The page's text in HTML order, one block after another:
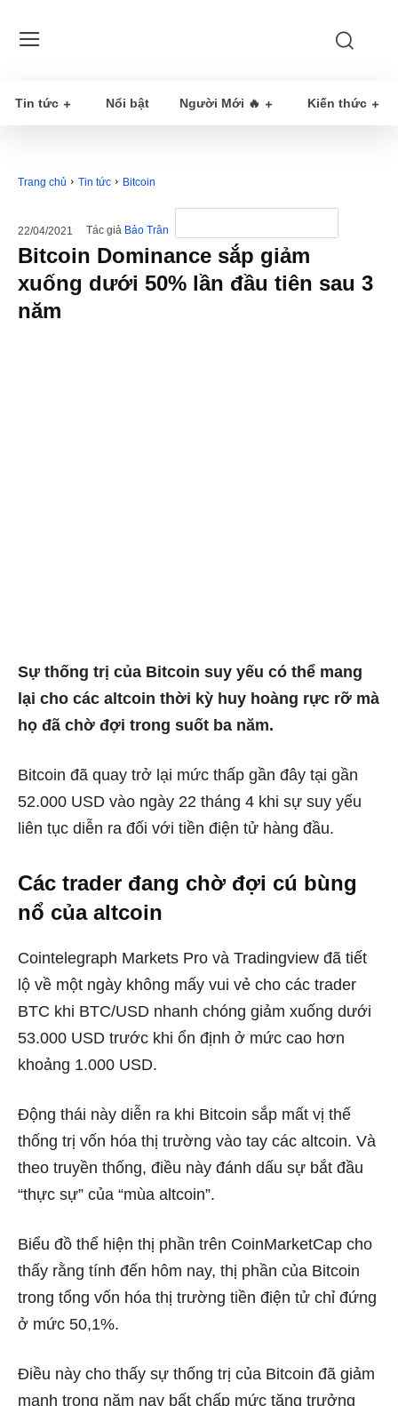
Tin tức Nổi bật Người Mới 🔥 Kiến thức
Trang chủ Tin tức Bitcoin
22/04/2021 Tác giả Bảo Trân
Bitcoin Dominance sắp giảm
xuống dưới 50% lần đầu tiên sau 3
năm
Sự thống trị của Bitcoin suy yếu có thể mang
lại cho các altcoin thời kỳ huy hoàng rực rỡ mà
họ đã chờ đợi trong suốt ba năm.
Bitcoin đã quay trở lại mức thấp gần đây tại gần
52.000 USD vào ngày 22 tháng 4 khi sự suy yếu
liên tục diễn ra đối với tiền điện tử hàng đầu.
Các trader đang chờ đợi cú bùng
nổ của altcoin
Cointelegraph Markets Pro và Tradingview đã tiết
lộ về một ngày không mấy vui vẻ cho các trader
BTC khi BTC/USD nhanh chóng giảm xuống dưới
53.000 USD trước khi ổn định ở mức cao hơn
khoảng 1.000 USD.
Động thái này diễn ra khi Bitcoin sắp mất vị thế
thống trị vốn hóa thị trường vào tay các altcoin. Và
theo truyền thống, điều này đánh dấu sự bắt đầu
“thực sự” của “mùa altcoin”.
Biểu đồ thể hiện thị phần trên CoinMarketCap cho
thấy rằng tính đến hôm nay, thị phần của Bitcoin
trong tổng vốn hóa thị trường tiền điện tử chỉ đứng
ở mức 50,1%.
Điều này cho thấy sự thống trị của Bitcoin đã giảm
mạnh trong năm nay bất chấp mức tăng trưởng